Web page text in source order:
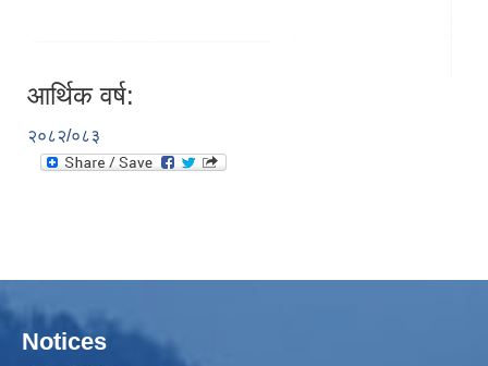
आर्थिक वर्ष:
२०८२/०८३
Notices